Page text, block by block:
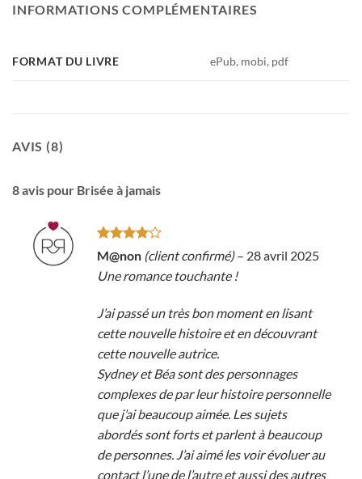
INFORMATIONS COMPLÉMENTAIRES
FORMAT DU LIVRE ePub, mobi, pdf
AVIS (8)
8 avis pour Brisée à jamais
Note4
sur 5
M@non (client confirmé) – 28 avril 2025
Une romance touchante !
J’ai passé un très bon moment en lisant
cette nouvelle histoire et en découvrant
cette nouvelle autrice.
Sydney et Béa sont des personnages
complexes de par leur histoire personnelle
que j’ai beaucoup aimée. Les sujets
abordés sont forts et parlent à beaucoup
de personnes. J’ai aimé les voir évoluer au
contact l’une de l’autre et aussi des autres